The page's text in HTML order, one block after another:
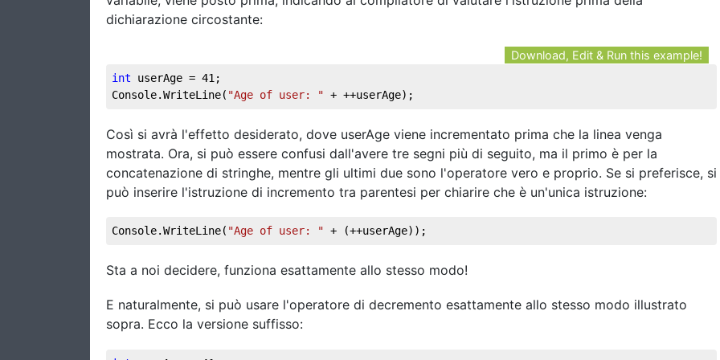
dichiarazione circostante:
Download, Edit & Run this example!
int userAge = 41 ;
Console.WriteLine( "Age of user: " + ++userAge);
Così si avrà l'effetto desiderato, dove userAge viene incrementato prima che la linea venga
mostrata. Ora, si può essere confusi dall'avere tre segni più di seguito, ma il primo è per la
concatenazione di stringhe, mentre gli ultimi due sono l'operatore vero e proprio. Se si preferisce, si
può inserire l'istruzione di incremento tra parentesi per chiarire che è un'unica istruzione:
Console.WriteLine( "Age of user: " + (++userAge));
Sta a noi decidere, funziona esattamente allo stesso modo!
E naturalmente, si può usare l'operatore di decremento esattamente allo stesso modo illustrato
sopra. Ecco la versione suffisso: